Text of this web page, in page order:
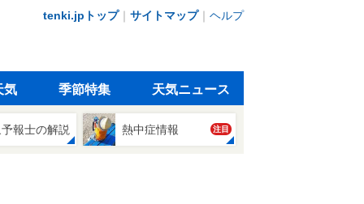
tenki.jpトップ｜ サイトマップ｜ ヘルプ
気 季節特集 天気ニュース
報士の解説 熱中症情報 注目